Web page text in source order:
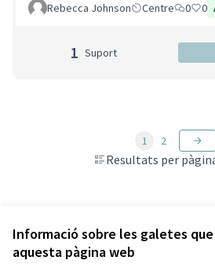
Informació sobre les galetes
aquesta pàgina web
Rebecca Johnson Centre 0 0
1 Suport
Resultats per
1 2
Veure totes les propostes retirades